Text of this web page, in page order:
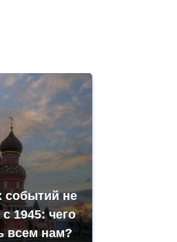
событий не
1945: чего
всем нам?